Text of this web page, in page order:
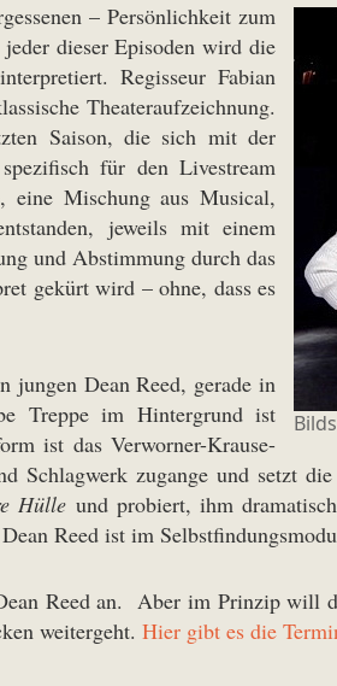
– Persönlichkeit zum
dieser Episoden wird die
Regisseur Fabian
Theateraufzeichnung.
Saison, die sich mit der
für den Livestream
eine Mischung aus Musical,
jeweils mit einem
und Abstimmung durch das
gekürt wird – ohne, dass es
jungen Dean Reed, gerade in
Treppe im Hintergrund ist
ist das Verworner-Krause-
zugange und setzt
Hülle und probiert, ihm
Reed ist im
Reed an. Aber im Prinzip will
weitergeht. Hier gibt es die